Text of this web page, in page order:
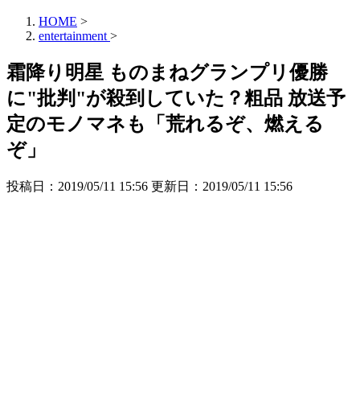
HOME >
entertainment >
霜降り明星 ものまねグランプリ優勝
に"批判"が殺到していた？粗品 放送予
定のモノマネも「荒れるぞ、燃える
ぞ」
投稿日：2019/05/11 15:56 更新日： 2019/05/11 15:56